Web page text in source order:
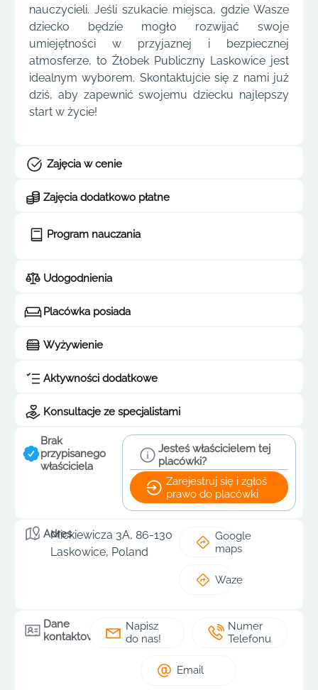
nauczycieli. Jeśli szukacie miejsca, gdzie Wasze
dziecko będzie mogło rozwijać swoje
umiejętności w przyjaznej i bezpiecznej
atmosferze, to Żłobek Publiczny Laskowice jest
idealnym wyborem. Skontaktujcie się z nami już
dziś, aby zapewnić swojemu dziecku najlepszy
start w życie!
Zajęcia w cenie
Zajęcia dodatkowo płatne
Program nauczania
Udogodnienia
Placówka posiada
Wyżywienie
Aktywności dodatkowe
Konsultacje ze specjalistami
Brak
przypisanego
właściciela
Jesteś właścicielem tej
placówki?
Zarejestruj się i zgłoś
prawo do placówki
Adres
Mickiewicza 3A, 86-130
Laskowice, Poland
Google
maps
Waze
Dane
kontaktowe
Napisz
do nas!
Numer
Telefonu
Email